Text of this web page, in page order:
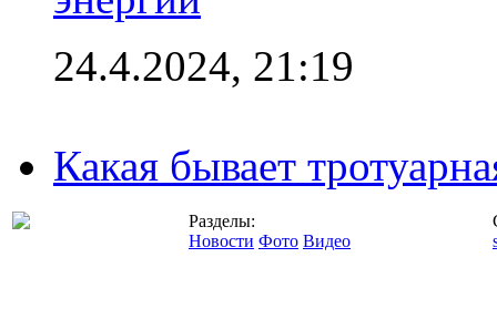
24.4.2024, 21:19
Какая бывает
Разделы:
Новости Фото Видео